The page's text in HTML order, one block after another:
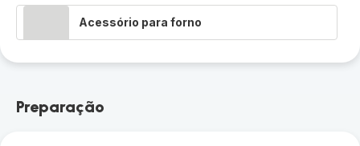
Acessório para forno
Preparação